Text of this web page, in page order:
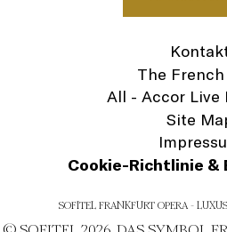
The
All - Accor Live
Site
Cookie-Richtlinie &
SOFITEL FRANKFURT OPERA -